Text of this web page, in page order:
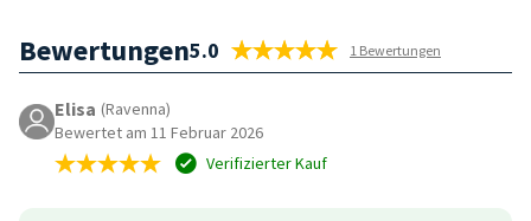
Bewertungen5.0 1 Bewertungen
Elisa (Ravenna)
Bewertet am 11 Februar 2026
Verifizierter Kauf